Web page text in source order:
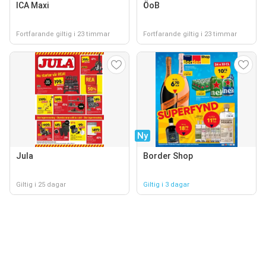
ICA Maxi
Fortfarande giltig i 23 timmar
ÖoB
Fortfarande giltig i 23 timmar
Jula
Giltig i 25 dagar
Ny
Border Shop
Giltig i 3 dagar